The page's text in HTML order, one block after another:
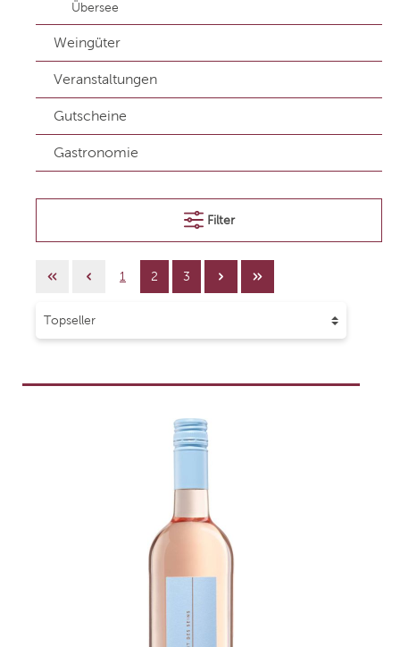
Übersee
Weingüter
Veranstaltungen
Gutscheine
Gastronomie
Filter
1 2 3